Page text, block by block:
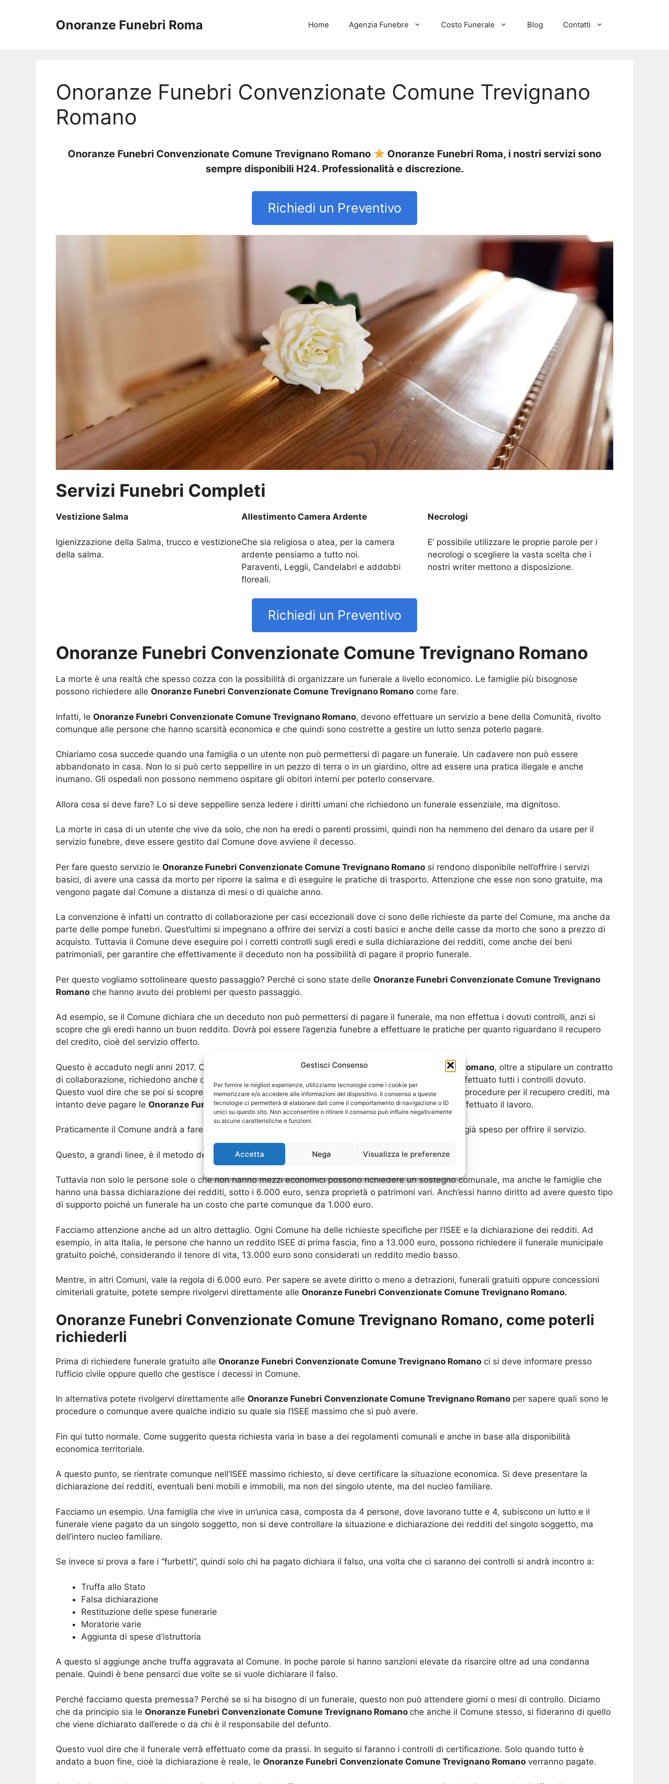
Gestisci Consenso
Per fornire le migliori esperienze, utilizziamo tecnologie come i cookie per
memorizzare e/o accedere alle informazioni del dispositivo. Il consenso a queste
tecnologie ci permetterà di elaborare dati come il comportamento di navigazione o ID
unici su questo sito. Non acconsentire o ritirare il consenso può influire negativamente
su alcune caratteristiche e funzioni.
Accetta Nega Visualizza le preferenze
Onoranze Funebri Roma Home Agenzia Funebre Costo Funerale Blog Contatti
Onoranze Funebri Convenzionate Comune Trevignano
Romano
Onoranze Funebri Convenzionate Comune Trevignano Romano
Onoranze Funebri Roma, i nostri servizi sono
sempre disponibili H24. Professionalità e discrezione.
Richiedi un Preventivo
Servizi Funebri Completi
Vestizione Salma
Igienizzazione della Salma, trucco e vestizione
della salma.
Allestimento Camera Ardente
Che sia religiosa o atea, per la camera
ardente pensiamo a tutto noi.
Paraventi, Leggii, Candelabri e addobbi
floreali.
Necrologi
E’ possibile utilizzare le proprie parole per i
necrologi o scegliere la vasta scelta che i
nostri writer mettono a disposizione.
Richiedi un Preventivo
Onoranze Funebri Convenzionate Comune Trevignano Romano
La morte è una realtà che spesso cozza con la possibilità di organizzare un funerale a livello economico. Le famiglie più bisognose
possono richiedere alle Onoranze Funebri Convenzionate Comune Trevignano Romano come fare.
Infatti, le Onoranze Funebri Convenzionate Comune Trevignano Romano, devono effettuare un servizio a bene della Comunità, rivolto
comunque alle persone che hanno scarsità economica e che quindi sono costrette a gestire un lutto senza poterlo pagare.
Chiariamo cosa succede quando una famiglia o un utente non può permettersi di pagare un funerale. Un cadavere non può essere
abbandonato in casa. Non lo si può certo seppellire in un pezzo di terra o in un giardino, oltre ad essere una pratica illegale e anche
inumano. Gli ospedali non possono nemmeno ospitare gli obitori interni per poterlo conservare.
Allora cosa si deve fare? Lo si deve seppellire senza ledere i diritti umani che richiedono un funerale essenziale, ma dignitoso.
La morte in casa di un utente che vive da solo, che non ha eredi o parenti prossimi, quindi non ha nemmeno del denaro da usare per il
servizio funebre, deve essere gestito dal Comune dove avviene il decesso.
Per fare questo servizio le Onoranze Funebri Convenzionate Comune Trevignano Romano si rendono disponibile nell’offrire i servizi
basici, di avere una cassa da morto per riporre la salma e di eseguire le pratiche di trasporto. Attenzione che esse non sono gratuite, ma
vengono pagate dal Comune a distanza di mesi o di qualche anno.
La convenzione è infatti un contratto di collaborazione per casi eccezionali dove ci sono delle richieste da parte del Comune, ma anche da
parte delle pompe funebri. Quest’ultimi si impegnano a offrire dei servizi a costi basici e anche delle casse da morto che sono a prezzo di
acquisto. Tuttavia il Comune deve eseguire poi i corretti controlli sugli eredi e sulla dichiarazione dei redditi, come anche dei beni
patrimoniali, per garantire che effettivamente il deceduto non ha possibilità di pagare il proprio funerale.
Per questo vogliamo sottolineare questo passaggio? Perché ci sono state delle Onoranze Funebri Convenzionate Comune Trevignano
Romano che hanno avuto dei problemi per questo passaggio.
Ad esempio, se il Comune dichiara che un deceduto non può permettersi di pagare il funerale, ma non effettua i dovuti controlli, anzi si
scopre che gli eredi hanno un buon reddito. Dovrà poi essere l’agenzia funebre a effettuare le pratiche per quanto riguardano il recupero
del credito, cioè del servizio offerto.
Questo è accaduto negli anni 2017. Oggi, le Onoranze Funebri Convenzionate Comune Trevignano Romano, oltre a stipulare un contratto
di collaborazione, richiedono anche dei documenti dove sia certificato e garantito che il Comune ha effettuato tutti i controlli dovuto.
Questo vuol dire che se poi si scopre che la famiglia era benestante, sarà il Comune a occuparsi delle procedure per il recupero crediti, ma
intanto deve pagare le Onoranze Funebri Convenzionate Comune Trevignano Romanoche hanno effettuato il lavoro.
Praticamente il Comune andrà a fare causa per falsa dichiarazione per recuperare il denaro che lui ha già speso per offrire il servizio.
Questo, a grandi linee, è il metodo della convenzione.
Tuttavia non solo le persone sole o che non hanno mezzi economici possono richiedere un sostegno comunale, ma anche le famiglie che
hanno una bassa dichiarazione dei redditi, sotto i 6.000 euro, senza proprietà o patrimoni vari. Anch’essi hanno diritto ad avere questo tipo
di supporto poiché un funerale ha un costo che parte comunque da 1.000 euro.
Facciamo attenzione anche ad un altro dettaglio. Ogni Comune ha delle richieste specifiche per l’ISEE e la dichiarazione dei redditi. Ad
esempio, in alta Italia, le persone che hanno un reddito ISEE di prima fascia, fino a 13.000 euro, possono richiedere il funerale municipale
gratuito poiché, considerando il tenore di vita, 13.000 euro sono considerati un reddito medio basso.
Mentre, in altri Comuni, vale la regola di 6.000 euro. Per sapere se avete diritto o meno a detrazioni, funerali gratuiti oppure concessioni
cimiteriali gratuite, potete sempre rivolgervi direttamente alle Onoranze Funebri Convenzionate Comune Trevignano Romano.
Onoranze Funebri Convenzionate Comune Trevignano Romano, come poterli
richiederli
Prima di richiedere funerale gratuito alle Onoranze Funebri Convenzionate Comune Trevignano Romano ci si deve informare presso
l’ufficio civile oppure quello che gestisce i decessi in Comune.
In alternativa potete rivolgervi direttamente alle Onoranze Funebri Convenzionate Comune Trevignano Romano per sapere quali sono le
procedure o comunque avere qualche indizio su quale sia l’ISEE massimo che si può avere.
Fin qui tutto normale. Come suggerito questa richiesta varia in base a dei regolamenti comunali e anche in base alla disponibilità
economica territoriale.
A questo punto, se rientrate comunque nell’ISEE massimo richiesto, si deve certificare la situazione economica. Si deve presentare la
dichiarazione dei redditi, eventuali beni mobili e immobili, ma non del singolo utente, ma del nucleo familiare.
Facciamo un esempio. Una famiglia che vive in un’unica casa, composta da 4 persone, dove lavorano tutte e 4, subiscono un lutto e il
funerale viene pagato da un singolo soggetto, non si deve controllare la situazione e dichiarazione dei redditi del singolo soggetto, ma
dell’intero nucleo familiare.
Se invece si prova a fare i “furbetti”, quindi solo chi ha pagato dichiara il falso, una volta che ci saranno dei controlli si andrà incontro a:
Truffa allo Stato
Falsa dichiarazione
Restituzione delle spese funerarie
Moratorie varie
Aggiunta di spese d’istruttoria
A questo si aggiunge anche truffa aggravata al Comune. In poche parole si hanno sanzioni elevate da risarcire oltre ad una condanna
penale. Quindi è bene pensarci due volte se si vuole dichiarare il falso.
Perché facciamo questa premessa? Perché se si ha bisogno di un funerale, questo non può attendere giorni o mesi di controllo. Diciamo
che da principio sia le Onoranze Funebri Convenzionate Comune Trevignano Romano che anche il Comune stesso, si fideranno di quello
che viene dichiarato dall’erede o da chi è il responsabile del defunto.
Questo vuol dire che il funerale verrà effettuato come da prassi. In seguito si faranno i controlli di certificazione. Solo quando tutto è
andato a buon fine, cioè la dichiarazione è reale, le Onoranze Funebri Convenzionate Comune Trevignano Romano verranno pagate.